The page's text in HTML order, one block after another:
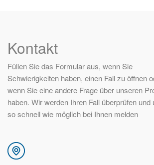
Kontakt
Füllen Sie das Formular aus, wenn Sie
Schwierigkeiten haben, einen Fall zu öffnen
wenn Sie eine andere Frage über unseren
haben. Wir werden Ihren Fall überprüfen und
so schnell wie möglich bei Ihnen melden